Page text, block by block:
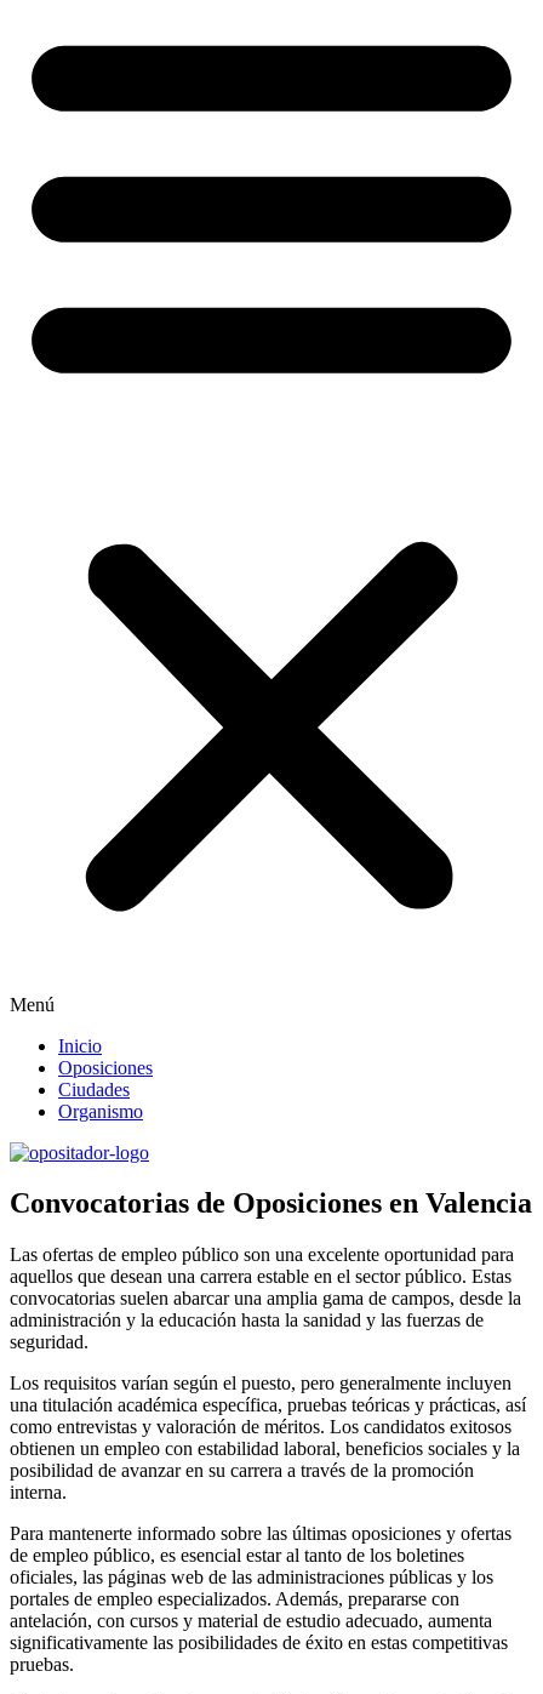
Menú
Inicio
Oposiciones
Ciudades
Organismo
Convocatorias de Oposiciones en Valencia
Las ofertas de empleo público son una excelente oportunidad para
aquellos que desean una carrera estable en el sector público. Estas
convocatorias suelen abarcar una amplia gama de campos, desde la
administración y la educación hasta la sanidad y las fuerzas de
seguridad.
Los requisitos varían según el puesto, pero generalmente incluyen
una titulación académica específica, pruebas teóricas y prácticas, así
como entrevistas y valoración de méritos. Los candidatos exitosos
obtienen un empleo con estabilidad laboral, beneficios sociales y la
posibilidad de avanzar en su carrera a través de la promoción
interna.
Para mantenerte informado sobre las últimas oposiciones y ofertas
de empleo público, es esencial estar al tanto de los boletines
oficiales, las páginas web de las administraciones públicas y los
portales de empleo especializados. Además, prepararse con
antelación, con cursos y material de estudio adecuado, aumenta
significativamente las posibilidades de éxito en estas competitivas
pruebas.